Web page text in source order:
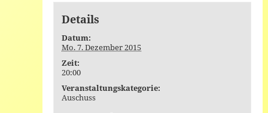
Details
Datum:
Mo. 7. Dezember 2015
Zeit:
20:00
Veranstaltungskategorie:
Auschuss